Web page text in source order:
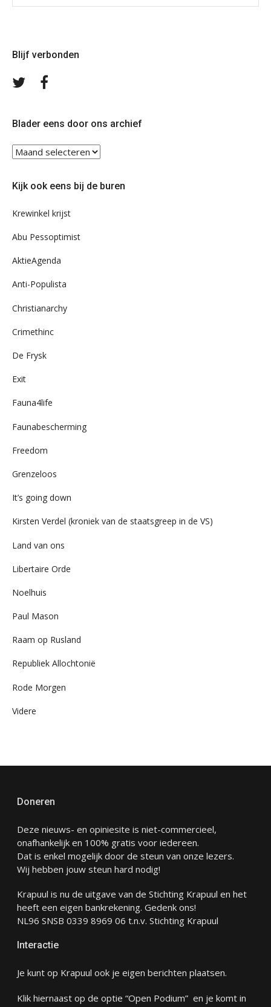
Blijf verbonden
Volg
Blader eens door ons archief
Blader
eens
ons
Kijk ook eens bij de buren
Krewinkel krijst
Abu Pessoptimist
AktieAgenda
Anti-Populista
Christianarchy
Crimethinc
De Frysk
Exit
Fauna4life
Faunabescherming
Freedom
Grenzeloos
It’s going down
Kirsten Verdel (kroniek van de staatsgreep in de VS)
Land van ons
Libertaire Orde
Noelhuis
Paul Mason
Raam op Rusland
Republiek Allochtonië
Rode Morgen
Videre
Doneren
Deze nieuws- en opiniesite is niet-commercieel,
onafhankelijk en 100% gratis voor iedereen.
Dat is enkel mogelijk door de steun van onze lezers.
Wij hebben jouw steun hard nodig!
Krapuul is nu de uitgave van de Stichting Krapuul en het
heeft een eigen bankrekening. Gedenk ons!
NL96 SNSB 0339 8969 06 t.n.v. Stichting Krapuul
Interactie
Je kunt op Krapuul ook je eigen berichten plaatsen.
Klik hiernaast op de optie “Open Podium” en je komt in